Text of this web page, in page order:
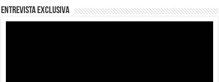
Entrevista Exclusiva